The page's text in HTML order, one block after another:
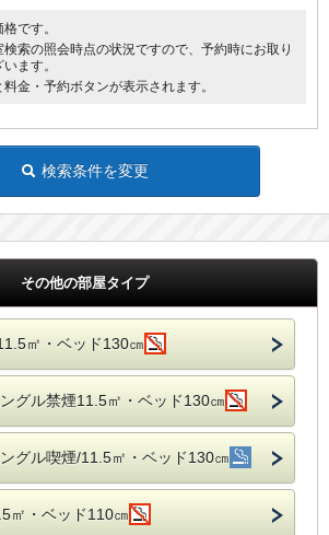
】
してワシントンR&Bオリジナル挽きたてコーヒ
線接続可能（Wi-Fi・有線LAN）
です。
索の照会時点の状況ですので、予約時にお取り
ます。
金・予約ボタンが表示されます。
検索条件を変更
その他の部屋タイプ
㎡・ベッド130㎝
グル禁煙11.5㎡・ベッド130㎝
グル喫煙/11.5㎡・ベッド130㎝
㎡・ベッド110㎝